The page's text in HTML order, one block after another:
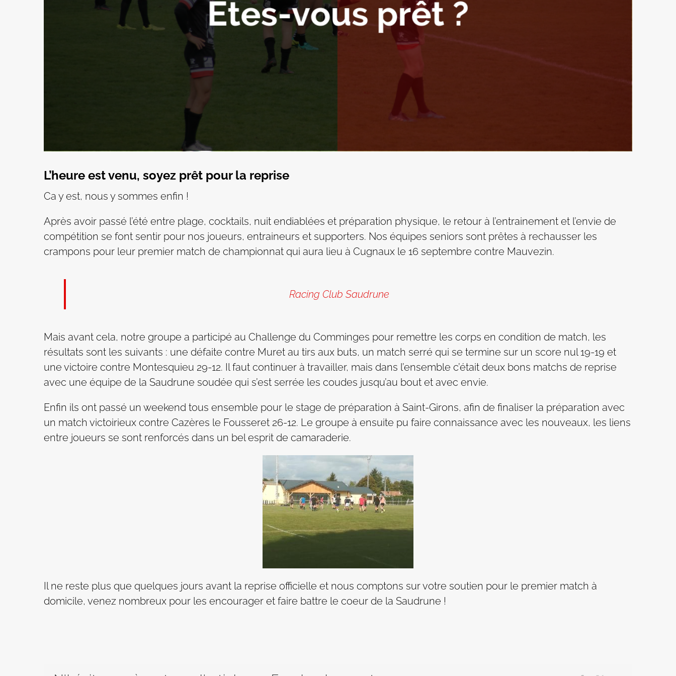
L’heure est venu, soyez prêt pour la reprise
Ca y est, nous y sommes enfin !
Après avoir passé l’été entre plage, cocktails, nuit endiablées et préparation physique, le retour à l’entrainement et l’envie de
compétition se font sentir pour nos joueurs, entraineurs et supporters. Nos équipes seniors sont prêtes à rechausser les
crampons pour leur premier match de championnat qui aura lieu à Cugnaux le 16 septembre contre Mauvezin.
Racing Club Saudrune
Mais avant cela, notre groupe a participé au Challenge du Comminges pour remettre les corps en condition de match, les
résultats sont les suivants : une défaite contre Muret au tirs aux buts, un match serré qui se termine sur un score nul 19-19 et
une victoire contre Montesquieu 29-12. Il faut continuer à travailler, mais dans l’ensemble c’était deux bons matchs de reprise
avec une équipe de la Saudrune soudée qui s’est serrée les coudes jusqu’au bout et avec envie.
Enfin ils ont passé un weekend tous ensemble pour le stage de préparation à Saint-Girons, afin de finaliser la préparation avec
un match victoirieux contre Cazères le Fousseret 26-12. Le groupe à ensuite pu faire connaissance avec les nouveaux, les liens
entre joueurs se sont renforcés dans un bel esprit de camaraderie.
Il ne reste plus que quelques jours avant la reprise officielle et nous comptons sur votre soutien pour le premier match à
domicile, venez nombreux pour les encourager et faire battre le coeur de la Saudrune !